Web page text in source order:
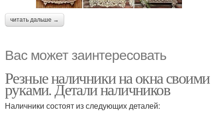
читать дальше →
Вас может заинтересовать
Резные наличники на окна своими
руками. Детали наличников
Наличники состоят из следующих деталей: